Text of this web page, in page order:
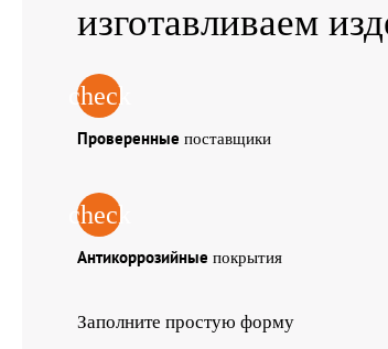
изготавливаем
check
Проверенные поставщики
check
Антикоррозийные покрытия
Заполните простую форму